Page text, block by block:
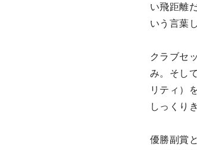
い飛距離
いう言葉
クラブセ
み。そし
リティ）
しっくり
優勝副賞